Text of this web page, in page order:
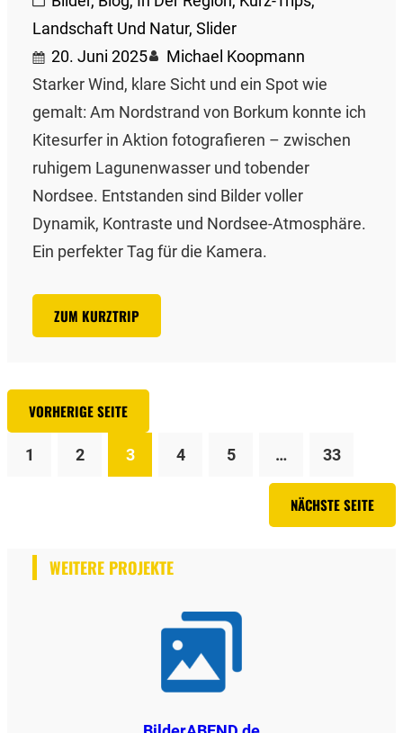
Landschaft Und Natur, Slider
20. Juni 2025
Michael Koopmann
Starker Wind, klare Sicht und ein Spot wie
gemalt: Am Nordstrand von Borkum konnte ich
Kitesurfer in Aktion fotografieren – zwischen
ruhigem Lagunenwasser und tobender
Nordsee. Entstanden sind Bilder voller
Dynamik, Kontraste und Nordsee-Atmosphäre.
Ein perfekter Tag für die Kamera.
ZUM KURZTRIP
VORHERIGE SEITE
1 2 3 4 5 … 33
NÄCHSTE SEITE
WEITERE PROJEKTE